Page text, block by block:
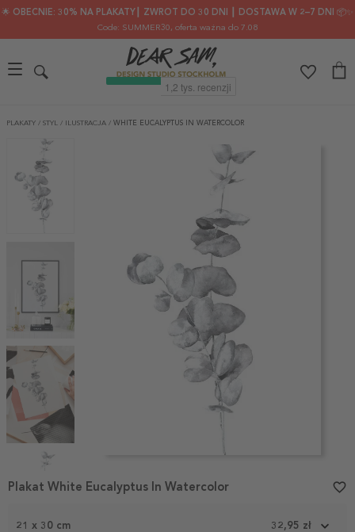
🌟 OBECNIE: 30% NA PLAKATY┃ ZWROT DO 30 DNI ┃ DOSTAWA W 2–7 DNI 📦✨
Code: SUMMER30, oferta ważna do 7.08
PLAKATY / STYL / ILUSTRACJA / WHITE EUCALYPTUS IN WATERCOLOR
1
21 x 30 cm 32,95 zł
Plakat White Eucalyptus In Watercolor favorite_border